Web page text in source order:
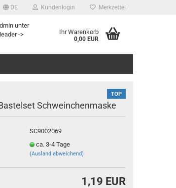
DE Kundenlogin Merkzettel
unter
->
Ihr Warenkorb
0,00 EUR
TOP
Schweinchenmaske
SC9002069
ca. 3-4 Tage
(Ausland abweichend)
1,19 EUR